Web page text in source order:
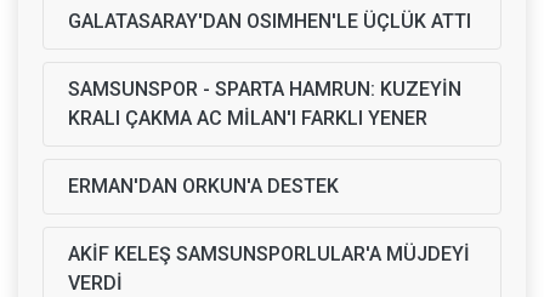
GALATASARAY'DAN OSIMHEN'LE ÜÇLÜK ATTI
SAMSUNSPOR - SPARTA HAMRUN: KUZEYİN
KRALI ÇAKMA AC MİLAN'I FARKLI YENER
ERMAN'DAN ORKUN'A DESTEK
AKİF KELEŞ SAMSUNSPORLULAR'A MÜJDEYİ
VERDİ